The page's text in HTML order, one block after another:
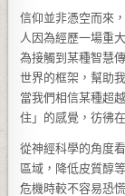
信仰並非憑空而來
人因為經歷一場重
為接觸到某種智慧
世界的框架，幫助
當我們相信某種超
住」的感覺，彷彿
從神經科學的角度
區域，降低皮質醇
危機時較不容易恐